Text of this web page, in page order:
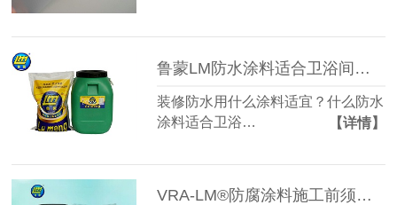
鲁蒙LM防水涂料适合卫浴间防水使用
装修防水用什么涂料适宜？什么防水
涂料适合卫浴…
【详情】
VRA-LM®防腐涂料施工前须处理好基层